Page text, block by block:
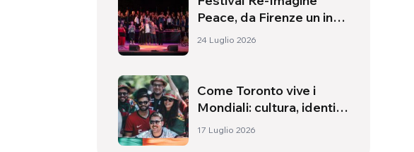
Peace, da Firenze un inno
alla pace
24 Luglio 2026
Come Toronto vive i
Mondiali: cultura, identità
e politica oltre il campo
17 Luglio 2026